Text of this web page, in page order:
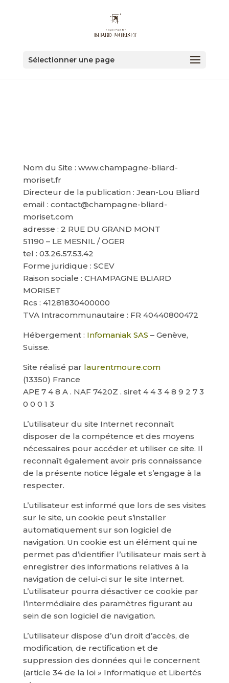
Sélectionner une page
Nom du Site : www.champagne-bliard-
moriset.fr
Directeur de la publication : Jean-Lou Bliard
email : contact@champagne-bliard-
moriset.com
adresse : 2 RUE DU GRAND MONT
51190 – LE MESNIL / OGER
tel : 03.26.57.53.42
Forme juridique : SCEV
Raison sociale : CHAMPAGNE BLIARD
MORISET
Rcs : 41281830400000
TVA Intracommunautaire : FR 40440800472
Hébergement : Infomaniak SAS – Genève,
Suisse.
Site réalisé par laurentmoure.com
(13350) France
APE 7 4 8 A . NAF 7420Z . siret 4 4 3 4 8 9 2 7 3
0 0 0 1 3
L’utilisateur du site Internet reconnaît
disposer de la compétence et des moyens
nécessaires pour accéder et utiliser ce site. Il
reconnaît également avoir pris connaissance
de la présente notice légale et s’engage à la
respecter.
L’utilisateur est informé que lors de ses visites
sur le site, un cookie peut s’installer
automatiquement sur son logiciel de
navigation. Un cookie est un élément qui ne
permet pas d’identifier l’utilisateur mais sert à
enregistrer des informations relatives à la
navigation de celui-ci sur le site Internet.
L’utilisateur pourra désactiver ce cookie par
l’intermédiaire des paramètres figurant au
sein de son logiciel de navigation.
L’utilisateur dispose d’un droit d’accès, de
modification, de rectification et de
suppression des données qui le concernent
(article 34 de la loi » Informatique et Libertés